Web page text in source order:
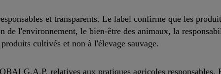
et transparents. Le label confirme que les
l'environnement, le bien-être des animaux, la
cultivés et non à l'élevage sauvage.
relatives aux pratiques agricoles
», vous pouvez autoriser uniquement l’utilisation des technologies
vous autorisez tous les traitements pour toutes les finalités